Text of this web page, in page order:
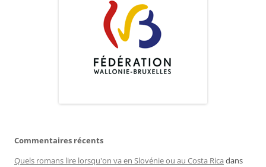
Commentaires récents
Quels romans lire lorsqu'on va en Slovénie ou au Costa Rica dans